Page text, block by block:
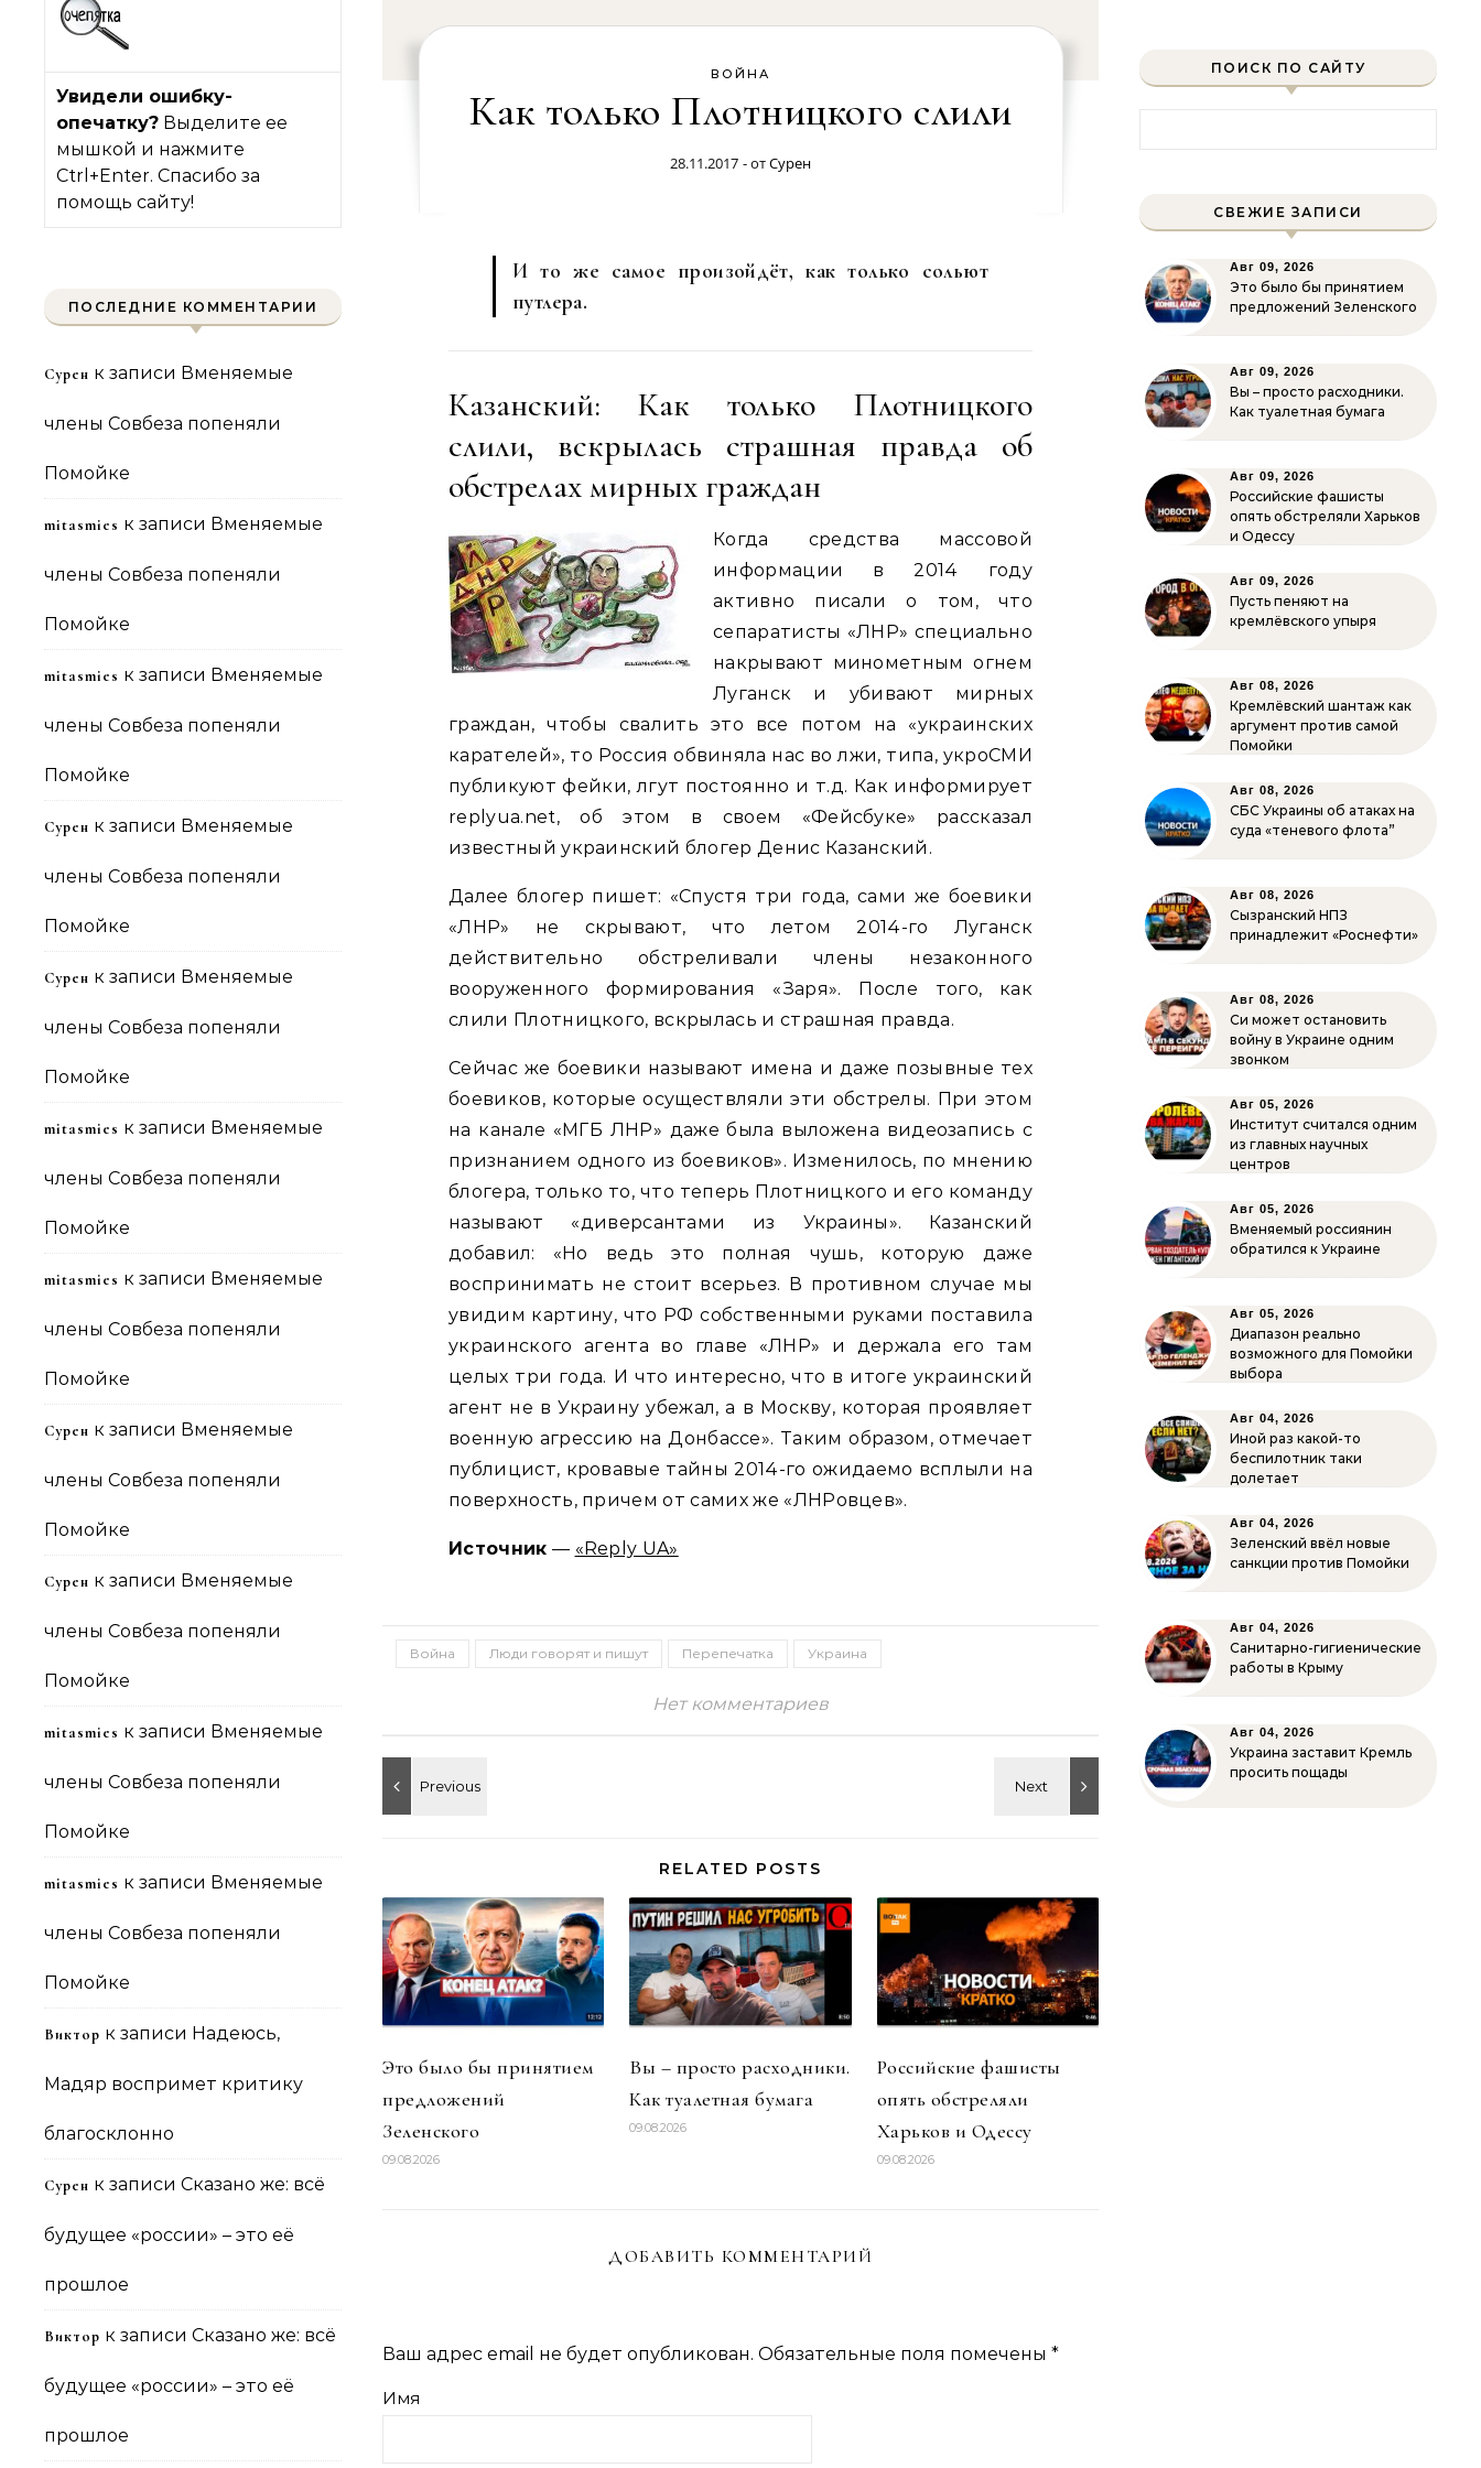
Увидели ошибку-
опечатку? Выделите ее
мышкой и нажмите
Ctrl+Enter. Спасибо за
помощь сайту!
ПОСЛЕДНИЕ КОММЕНТАРИИ
Сурен к записи Вменяемые
члены Совбеза попеняли
Помойке
mitasmies к записи Вменяемые
члены Совбеза попеняли
Помойке
mitasmies к записи Вменяемые
члены Совбеза попеняли
Помойке
Сурен к записи Вменяемые
члены Совбеза попеняли
Помойке
Сурен к записи Вменяемые
члены Совбеза попеняли
Помойке
mitasmies к записи Вменяемые
члены Совбеза попеняли
Помойке
mitasmies к записи Вменяемые
члены Совбеза попеняли
Помойке
Сурен к записи Вменяемые
члены Совбеза попеняли
Помойке
Сурен к записи Вменяемые
члены Совбеза попеняли
Помойке
mitasmies к записи Вменяемые
члены Совбеза попеняли
Помойке
mitasmies к записи Вменяемые
члены Совбеза попеняли
Помойке
Виктор к записи Надеюсь,
Мадяр воспримет критику
благосклонно
Сурен к записи Сказано же: всё
будущее «россии» – это её
прошлое
Виктор к записи Сказано же: всё
будущее «россии» – это её
прошлое
ВОЙНА
Как только Плотницкого слили
28.11.2017 - отСурен
И то же самое произойдёт, как только сольют
путлера.
Казанский: Как только Плотницкого
слили, вскрылась страшная правда об
обстрелах мирных граждан
Когда средства массовой
информации в 2014 году
активно писали о том, что
сепаратисты «ЛНР» специально
накрывают минометным огнем
Луганск и убивают мирных
граждан, чтобы свалить это все потом на «украинских
карателей», то Россия обвиняла нас во лжи, типа, укроСМИ
публикуют фейки, лгут постоянно и т.д. Как информирует
replyua.net, об этом в своем «Фейсбуке» рассказал
известный украинский блогер Денис Казанский.
Далее блогер пишет: «Спустя три года, сами же боевики
«ЛНР» не скрывают, что летом 2014-го Луганск
действительно обстреливали члены незаконного
вооруженного формирования «Заря». После того, как
слили Плотницкого, вскрылась и страшная правда.
Сейчас же боевики называют имена и даже позывные тех
боевиков, которые осуществляли эти обстрелы. При этом
на канале «МГБ ЛНР» даже была выложена видеозапись с
признанием одного из боевиков». Изменилось, по мнению
блогера, только то, что теперь Плотницкого и его команду
называют «диверсантами из Украины». Казанский
добавил: «Но ведь это полная чушь, которую даже
воспринимать не стоит всерьез. В противном случае мы
увидим картину, что РФ собственными руками поставила
украинского агента во главе «ЛНР» и держала его там
целых три года. И что интересно, что в итоге украинский
агент не в Украину убежал, а в Москву, которая проявляет
военную агрессию на Донбассе». Таким образом, отмечает
публицист, кровавые тайны 2014-го ожидаемо всплыли на
поверхность, причем от самих же «ЛНРовцев».
Источник — «Reply UA»
Война Люди говорят и пишут Перепечатка Украина
Нет комментариев
RELATED POSTS
Это было бы принятием
предложений
Зеленского
09.08.2026
Вы – просто расходники.
Как туалетная бумага
09.08.2026
Российские фашисты
опять обстреляли
Харьков и Одессу
09.08.2026
ДОБАВИТЬ КОММЕНТАРИЙ
Ваш адрес email не будет опубликован. Обязательные поля помечены *
Имя
ПОИСК ПО САЙТУ
СВЕЖИЕ ЗАПИСИ
Авг 09, 2026
Это было бы принятием
предложений Зеленского
Авг 09, 2026
Вы – просто расходники.
Как туалетная бумага
Авг 09, 2026
Российские фашисты
опять обстреляли Харьков
и Одессу
Авг 09, 2026
Пусть пеняют на
кремлёвского упыря
Авг 08, 2026
Кремлёвский шантаж как
аргумент против самой
Помойки
Авг 08, 2026
СБС Украины об атаках на
суда «теневого флота”
Авг 08, 2026
Сызранский НПЗ
принадлежит «Роснефти»
Авг 08, 2026
Си может остановить
войну в Украине одним
звонком
Авг 05, 2026
Институт считался одним
из главных научных
центров
Авг 05, 2026
Вменяемый россиянин
обратился к Украине
Авг 05, 2026
Диапазон реально
возможного для Помойки
выбора
Авг 04, 2026
Иной раз какой-то
беспилотник таки
долетает
Авг 04, 2026
Зеленский ввёл новые
санкции против Помойки
Авг 04, 2026
Санитарно-гигиенические
работы в Крыму
Авг 04, 2026
Украина заставит Кремль
просить пощады